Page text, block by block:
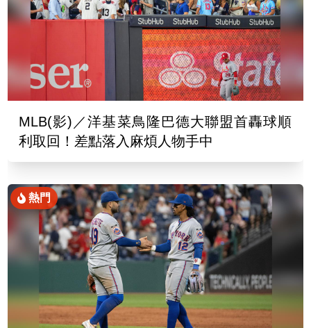
MLB(影)／洋基菜鳥隆巴德大聯盟首轟球順
利取回！差點落入麻煩人物手中
熱門